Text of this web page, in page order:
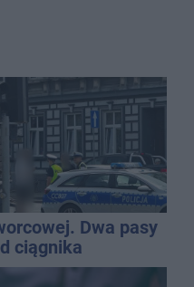
Dwa pasy
ciągnika